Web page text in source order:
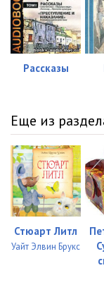
Рассказы
Еще из
Стюарт Литл
Уайт Элвин Брукс